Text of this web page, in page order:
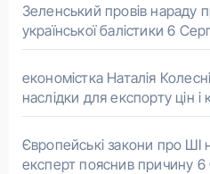
Зеленський провів нараду
української балістики 6
економістка Наталія
наслідки для експорту цін і
Європейські закони про ШІ
експерт пояснив причину 6